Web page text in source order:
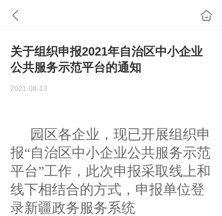
关于组织申报2021年自治区中小企业
公共服务示范平台的通知
2021-08-13
园区各企业，现已开展组织申
报“自治区中小企业公共服务示范
平台”工作， 此次申报采取线上和
线下相结合的方式，申报单位登
录新疆政务服务系统